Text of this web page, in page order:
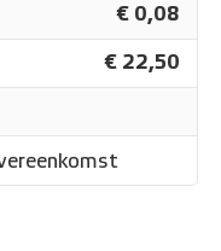
€ 0,08
€ 22,50